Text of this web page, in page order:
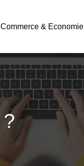
Commerce & Economie